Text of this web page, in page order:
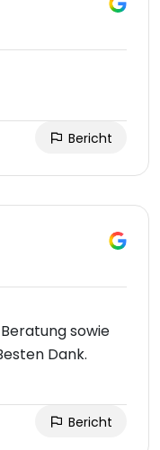
Bericht
sowie
Dank.
Bericht